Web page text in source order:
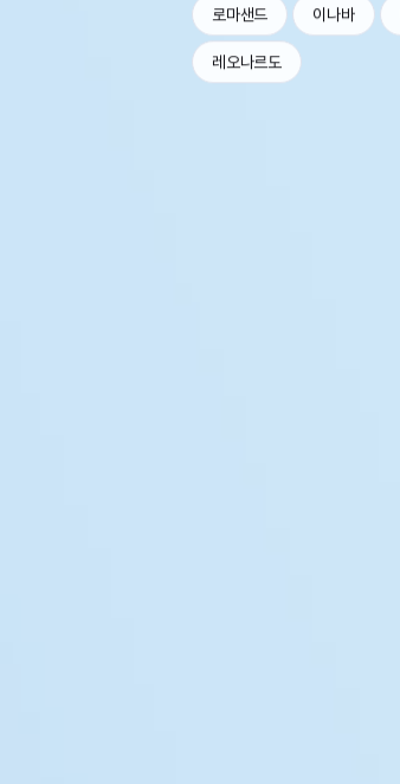
로마샌드 이나바
레오나르도